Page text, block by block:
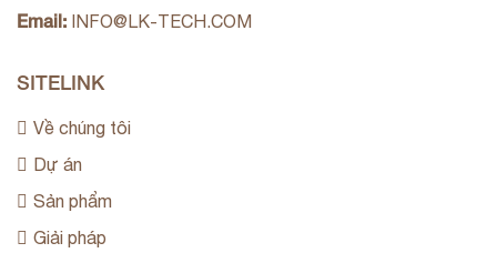
Email: INFO@LK-TECH.COM
SITELINK
Về chúng tôi
Dự án
Sản phẩm
Giải pháp